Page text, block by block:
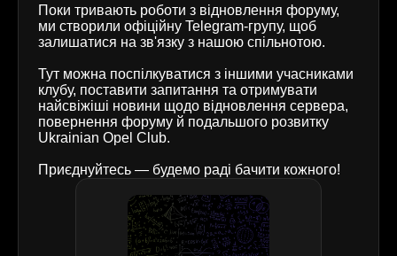
Поки тривають роботи з відновлення форуму,
ми створили офіційну Telegram-групу, щоб
залишатися на зв'язку з нашою спільнотою.
Тут можна поспілкуватися з іншими учасниками
клубу, поставити запитання та отримувати
найсвіжіші новини щодо відновлення сервера,
повернення форуму й подальшого розвитку
Ukrainian Opel Club.
Приєднуйтесь — будемо раді бачити кожного!